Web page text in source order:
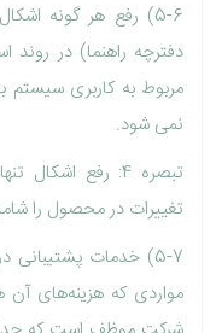
5-6) رفع هر گونه
مربوط به کاربری سیستم
نمی شود.
تبصره 4: رفع
تغییرات در محصول را
مواردی که هزینه‌های آن